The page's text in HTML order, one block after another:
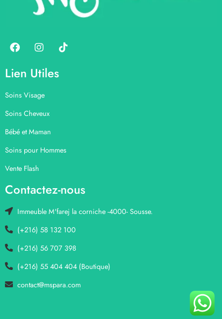
Lien Utiles
Soins Visage
Soins Cheveux
Bébé et Maman
Soins pour Hommes
Vente Flash
Contactez-nous
Immeuble M'farej la corniche -4000- Sousse.
(+216) 58 132 100
(+216) 56 707 398
(+216) 55 404 404 (Boutique)
contact@mspara.com